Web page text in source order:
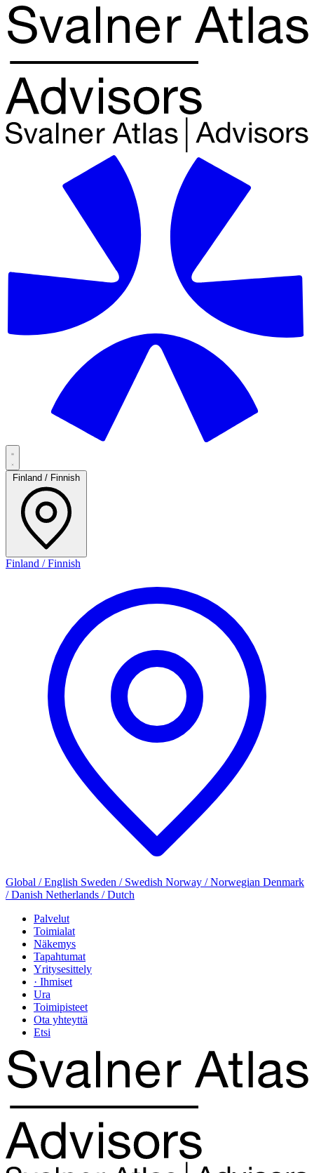
Finland / Finnish
Finland / Finnish
Global / English Sweden / Swedish Norway / Norwegian Denmark
/ Danish Netherlands / Dutch
Palvelut
Toimialat
Näkemys
Tapahtumat
Yritysesittely
· Ihmiset
Ura
Toimipisteet
Ota yhteyttä
Etsi